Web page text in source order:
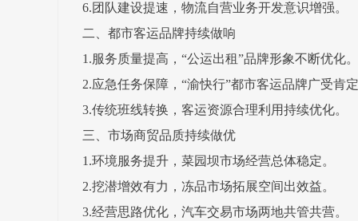
6.团队建设提速，物流自营业务开发意识增强。
二、都市客运品牌持续做响
1.服务质量提高，“公运出租”品牌形象不断优化。
2.应急任务保障，“渝快行”都市客运品牌广受肯
3.传统班线转换，客运资源合理利用持续优化。
三、市场商贸品质持续做优
1.环境服务提升，菜园坝市场经营总体稳定。
2.挖潜增效有力，冻品市场拓展空间出效益。
3.经营思路优化，汽车交易市场两地共管共营。